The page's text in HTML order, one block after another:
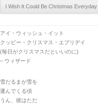
アイ・ウィッシュ・イット
クッビー・クリスマス・エブリデイ
(毎日がクリスマスだといいのに)
– ウィザード
雪だるまが雪を
運んでくる頃
うん、彼はただ